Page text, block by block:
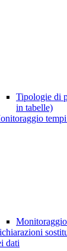
Tipologie di
in tabelle)
dati